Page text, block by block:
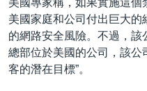
視頻存檔
YOUTUBE頻道
海外港人
港人港心
美國透視
關注我們
其他語言網站
美國家庭和公司付出巨大
的網路安全風險。不過，該
總部位於美國的公司，該公
客的潛在目標”。